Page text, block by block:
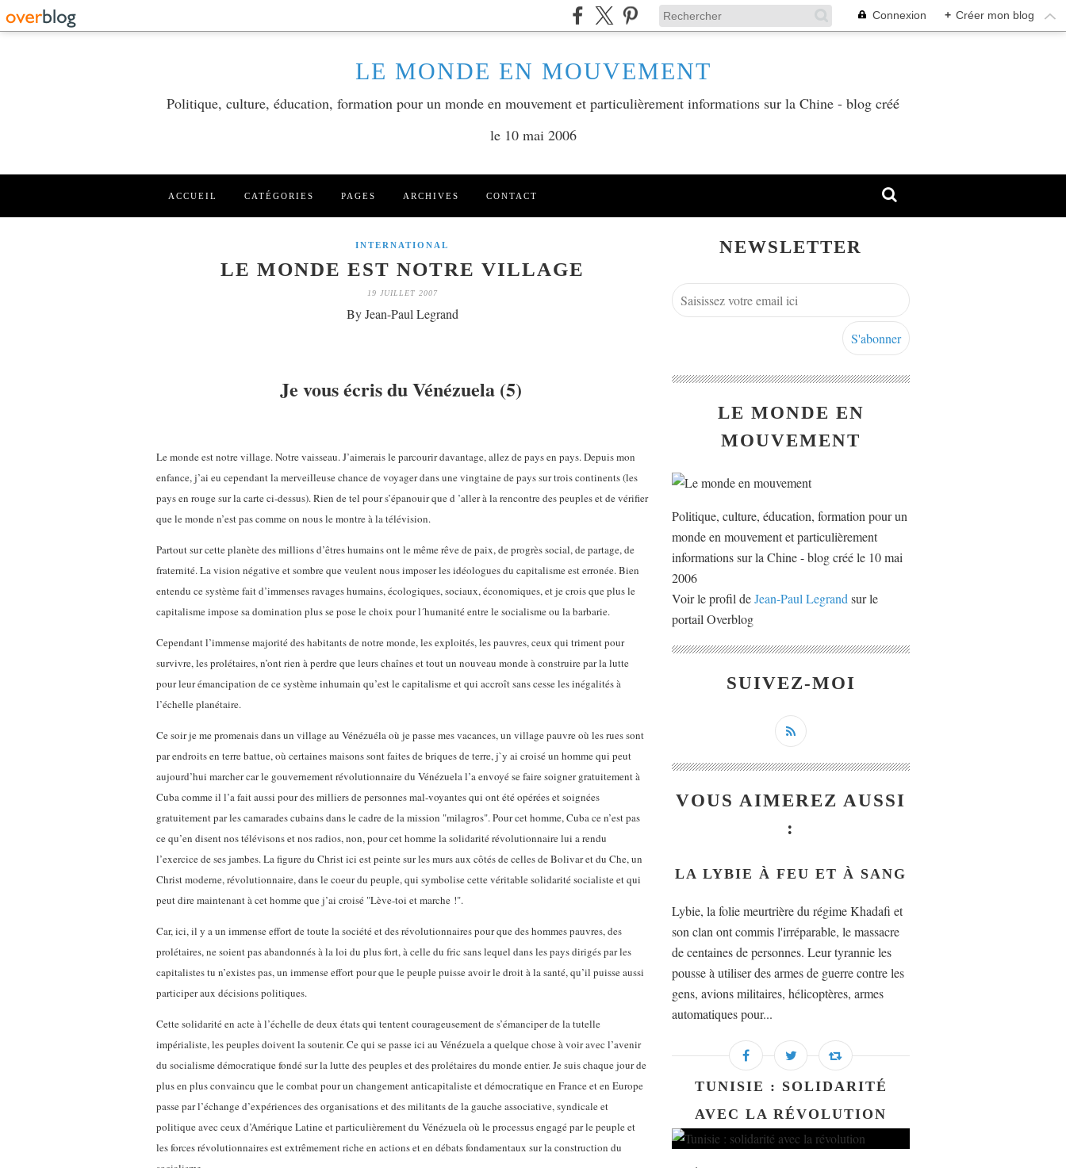
Connexion + Créer mon blog
LE MONDE EN MOUVEMENT
Politique, culture, éducation, formation pour un monde en mouvement et particulièrement informations sur la Chine - blog créé
le 10 mai 2006
ACCUEIL CATÉGORIES PAGES ARCHIVES CONTACT
INTERNATIONAL
LE MONDE EST NOTRE VILLAGE
19 JUILLET 2007
By Jean-Paul Legrand
Je vous écris du Vénézuela (5)
Le monde est notre village. Notre vaisseau. J’aimerais le parcourir davantage, allez de pays en pays. Depuis mon
enfance, j’ai eu cependant la merveilleuse chance de voyager dans une vingtaine de pays sur trois continents (les
pays en rouge sur la carte ci-dessus). Rien de tel pour s’épanouir que d ’aller à la rencontre des peuples et de vérifier
que le monde n’est pas comme on nous le montre à la télévision.
Partout sur cette planète des millions d’êtres humains ont le même rêve de paix, de progrès social, de partage, de
fraternité. La vision négative et sombre que veulent nous imposer les idéologues du capitalisme est erronée. Bien
entendu ce système fait d’immenses ravages humains, écologiques, sociaux, économiques, et je crois que plus le
capitalisme impose sa domination plus se pose le choix pour l´humanité entre le socialisme ou la barbarie.
Cependant l’immense majorité des habitants de notre monde, les exploités, les pauvres, ceux qui triment pour
survivre, les prolétaires, n’ont rien à perdre que leurs chaînes et tout un nouveau monde à construire par la lutte
pour leur émancipation de ce système inhumain qu’est le capitalisme et qui accroît sans cesse les inégalités à
l’échelle planétaire.
Ce soir je me promenais dans un village au Vénézuéla où je passe mes vacances, un village pauvre où les rues sont
par endroits en terre battue, où certaines maisons sont faites de briques de terre, j`y ai croisé un homme qui peut
aujourd’hui marcher car le gouvernement révolutionnaire du Vénézuela l’a envoyé se faire soigner gratuitement à
Cuba comme il l’a fait aussi pour des milliers de personnes mal-voyantes qui ont été opérées et soignées
gratuitement par les camarades cubains dans le cadre de la mission "milagros". Pour cet homme, Cuba ce n’est pas
ce qu’en disent nos télévisons et nos radios, non, pour cet homme la solidarité révolutionnaire lui a rendu
l’exercice de ses jambes. La figure du Christ ici est peinte sur les murs aux côtés de celles de Bolivar et du Che, un
Christ moderne, révolutionnaire, dans le coeur du peuple, qui symbolise cette véritable solidarité socialiste et qui
peut dire maintenant à cet homme que j’ai croisé "Lève-toi et marche !".
Car, ici, il y a un immense effort de toute la société et des révolutionnaires pour que des hommes pauvres, des
prolétaires, ne soient pas abandonnés à la loi du plus fort, à celle du fric sans lequel dans les pays dirigés par les
capitalistes tu n’existes pas, un immense effort pour que le peuple puisse avoir le droit à la santé, qu’il puisse aussi
participer aux décisions politiques.
Cette solidarité en acte à l’échelle de deux états qui tentent courageusement de s’émanciper de la tutelle
impérialiste, les peuples doivent la soutenir. Ce qui se passe ici au Vénézuela a quelque chose à voir avec l’avenir
du socialisme démocratique fondé sur la lutte des peuples et des prolétaires du monde entier. Je suis chaque jour de
plus en plus convaincu que le combat pour un changement anticapitaliste et démocratique en France et en Europe
passe par l’échange d’expériences des organisations et des militants de la gauche associative, syndicale et
politique avec ceux d’Amérique Latine et particulièrement du Vénézuela où le processus engagé par le peuple et
les forces révolutionnaires est extrêmement riche en actions et en débats fondamentaux sur la construction du
NEWSLETTER
LE MONDE EN
MOUVEMENT
Politique, culture, éducation, formation pour un
monde en mouvement et particulièrement
informations sur la Chine - blog créé le 10 mai
2006
Voir le profil deJean-Paul Legrand sur le
portail Overblog
SUIVEZ-MOI
VOUS AIMEREZ AUSSI
:
LA LYBIE À FEU ET À SANG
Lybie, la folie meurtrière du régime Khadafi et
son clan ont commis l'irréparable, le massacre
de centaines de personnes. Leur tyrannie les
pousse à utiliser des armes de guerre contre les
gens, avions militaires, hélicoptères, armes
automatiques pour...
TUNISIE : SOLIDARITÉ
AVEC LA RÉVOLUTION